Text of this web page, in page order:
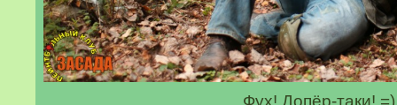
Фух! Допёр-таки! =)